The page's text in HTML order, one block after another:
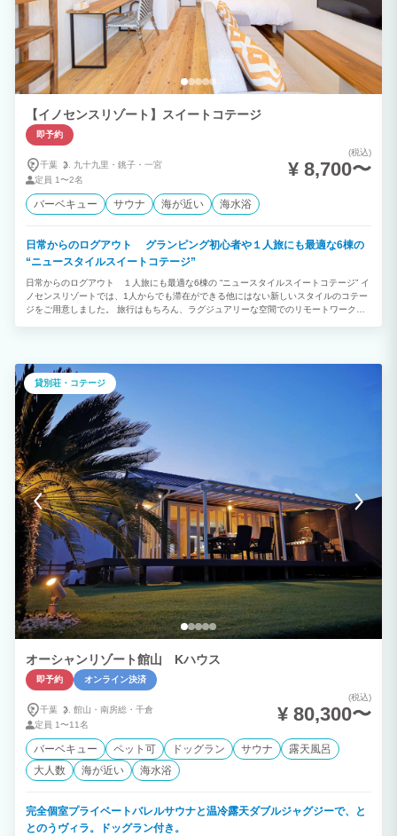
ライベートクルージング 海上からの絶景スポット～プライベートスイミング～貸切り
チャーターなので、プランに合わせアレンジできます。 伊豆諸島～離島～まで、ロン
グクルージングも承ります。
【イノセンスリゾート】スイートコテージ
即予約
千葉 九十九里・ 銚子・ 一宮
定員 1〜2名
(税込)
¥ 8,700〜
バーベキュー サウナ 海が近い 海水浴
日常からのログアウト グランピング初心者や１人旅にも最適な6棟の
“ニュースタイルスイートコテージ”
日常からのログアウト １人旅にも最適な6棟の “ニュースタイルスイートコテージ” イ
ノセンスリゾートでは、1人からでも滞在ができる他にはない新しいスタイルのコテー
ジをご用意しました。 旅行はもちろん、ラグジュアリーな空間でのリモートワークと
お楽しみください。
貸別荘・コテージ
オーシャンリゾート館山 Kハウス
即予約 オンライン決済
千葉 館山・ 南房総・ 千倉
定員 1〜11名
(税込)
¥ 80,300〜
バーベキュー ペット可 ドッグラン サウナ
露天風呂
大人数
海が近い 海水浴
完全個室プライベートバレルサウナと温冷露天ダブルジャグジーで、と
とのうヴィラ。ドッグラン付き。